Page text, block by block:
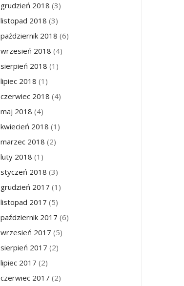
grudzień 2018 (3)
listopad 2018 (3)
październik 2018 (6)
wrzesień 2018 (4)
sierpień 2018 (1)
lipiec 2018 (1)
czerwiec 2018 (4)
maj 2018 (4)
kwiecień 2018 (1)
marzec 2018 (2)
luty 2018 (1)
styczeń 2018 (3)
grudzień 2017 (1)
listopad 2017 (5)
październik 2017 (6)
wrzesień 2017 (5)
sierpień 2017 (2)
lipiec 2017 (2)
czerwiec 2017 (2)